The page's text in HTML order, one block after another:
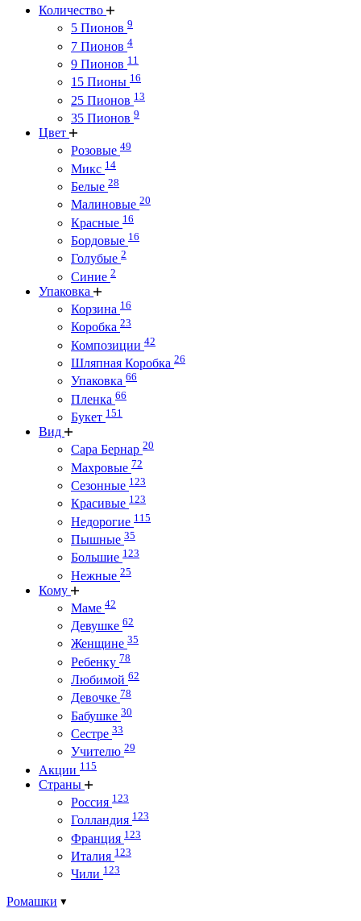
Количество
5 Пионов 9
7 Пионов 4
9 Пионов 11
15 Пионы 16
25 Пионов 13
35 Пионов 9
Цвет
Розовые 49
Микс 14
Белые 28
Малиновые 20
Красные 16
Бордовые 16
Голубые 2
Синие 2
Упаковка
Корзина 16
Коробка 23
Композиции 42
Шляпная Коробка 26
Упаковка 66
Пленка 66
Букет 151
Вид
Сара Бернар 20
Махровые 72
Сезонные 123
Красивые 123
Недорогие 115
Пышные 35
Большие 123
Нежные 25
Кому
Маме 42
Девушке 62
Женщине 35
Ребенку 78
Любимой 62
Девочке 78
Бабушке 30
Сестре 33
Учителю 29
Акции 115
Страны
Россия 123
Голландия 123
Франция 123
Италия 123
Чили 123
Ромашки